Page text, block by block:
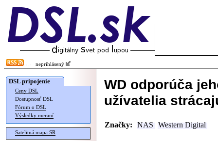
neprihlásený
DSL pripojenie
Ceny DSL
Dostupnosť DSL
Fórum o DSL
Výsledky meraní
Satelitná mapa SR
WD odporúča
užívatelia
Značky: NAS Western Digital